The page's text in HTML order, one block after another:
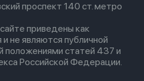
проспект 140 ст. метро
приведены как
не являются публичной
положениями статей 437 и
Российской Федерации.